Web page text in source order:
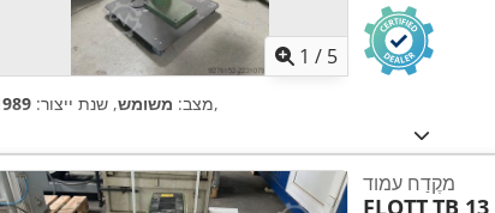
1 / 5
מצב: משומש, שנת ייצור: ,
מקֶדַח עמוד